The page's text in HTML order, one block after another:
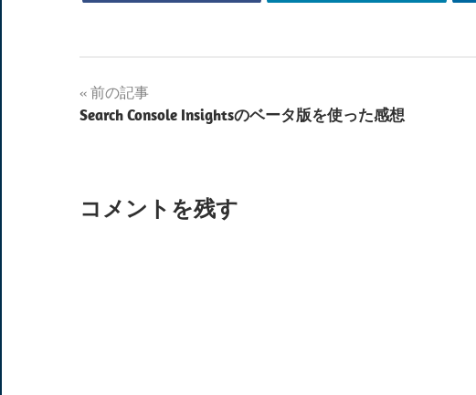
投
稿
ビ
前の記事
Search Console Insightsのベータ版を使った感想
コメントを残す